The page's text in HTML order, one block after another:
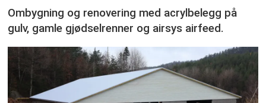
Ombygning og renovering med acrylbelegg på
gulv, gamle gjødselrenner og airsys airfeed.